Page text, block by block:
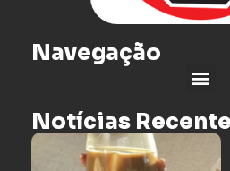
Navegação
Notícias